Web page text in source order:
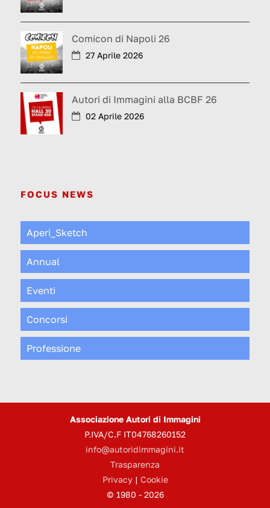
Comicon di Napoli 26
27 Aprile 2026
Autori di Immagini alla BCBF 26
02 Aprile 2026
FOCUS NEWS
Aperi_Sketch
Annual
Eventi
Concorsi
Professione
Associazione Autori di Immagini
P.IVA/C.F IT04768260152
info@autoridimmagini.it
Trasparenza
Privacy| Cookie
© 1980 - 2026